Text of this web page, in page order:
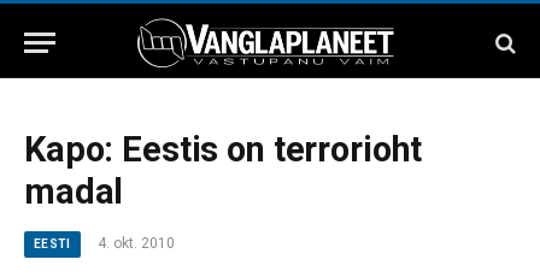
Kapo: Eestis on terrorioht
madal
EESTI 4. okt. 2010